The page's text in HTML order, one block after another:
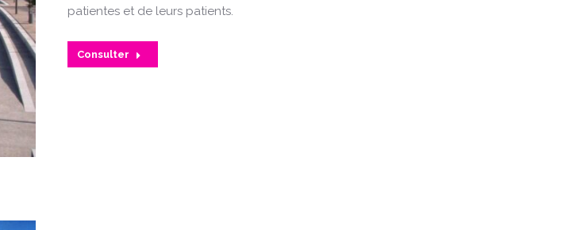
patientes et de leurs patients.
Consulter